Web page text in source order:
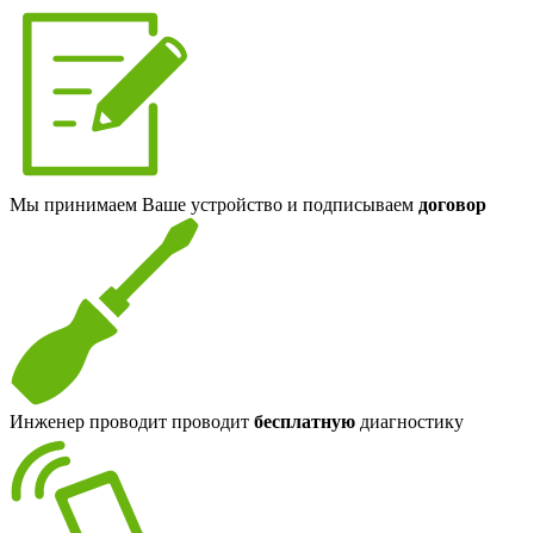
Мы принимаем Ваше устройство и подписываем договор
Инженер проводит проводит бесплатную диагностику